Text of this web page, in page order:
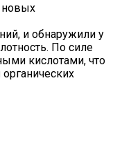
новых
и обнаружили у
По силе
кислотами, что